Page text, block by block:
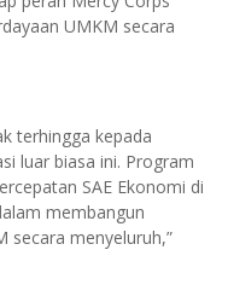
UMKM secara
terhingga kepada
luar biasa ini. Program
SAE Ekonomi di
membangun
secara menyeluruh,”